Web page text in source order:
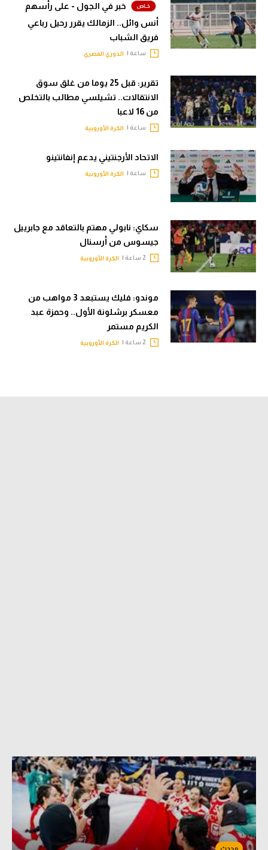
خبر في الجول - على رأسهم
أنس وائل.. الزمالك يقرر رحيل رباعي
فريق الشباب
ساعة | الدوري المصري
تقرير: قبل 25 يوما من غلق سوق
الانتقالات.. تشيلسي مطالب بالتخلص
من 16 لاعبا
ساعة | الكرة الأوروبية
الاتحاد الأرجنتيني يدعم إنفانتينو
ساعة | الكرة الأوروبية
سكاي: نابولي مهتم بالتعاقد مع جابرييل
جيسوس من أرسنال
الكرة الأوروبية
موندو: فليك يستبعد 3 مواهب من
معسكر برشلونة الأول.. وحمزة عبد
الكريم مستمر
الكرة الأوروبية